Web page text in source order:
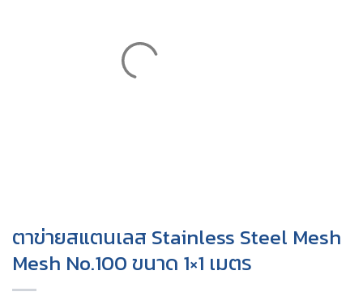
ตาข่ายสแตนเลส Stainless Steel Mesh
Mesh No.100 ขนาด 1×1 เมตร